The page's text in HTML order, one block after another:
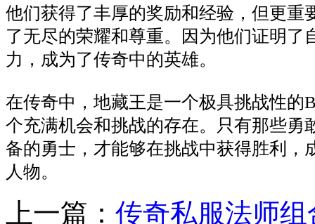
他们获得了丰厚的奖励和经验，但更重
了无尽的荣耀和尊重。因为他们证明了
力，成为了传奇中的英雄。
在传奇中，地藏王是一个极具挑战性的
个充满机会和挑战的存在。只有那些勇
备的勇士，才能够在挑战中获得胜利，
人物。
上一篇： 传奇私服法师